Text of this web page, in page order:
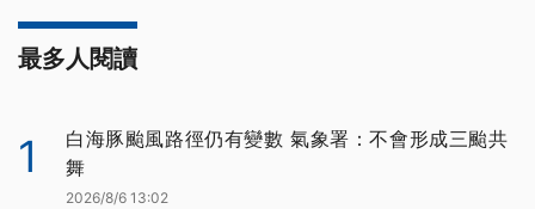
最多人閱讀
1
白海豚颱風路徑仍有變數 氣象署：不會形成三颱共
舞
2026/8/6 13:02